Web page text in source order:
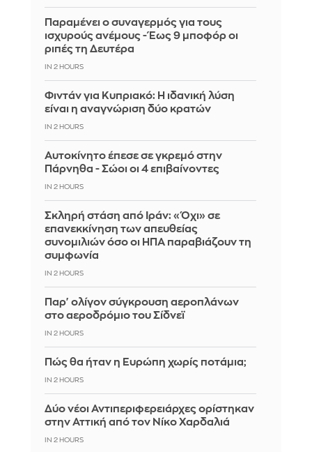
Παραμένει ο συναγερμός για τους
ισχυρούς ανέμους - Έως 9 μποφόρ οι
ριπές τη Δευτέρα
IN 2 HOURS
Φιντάν για Κυπριακό: Η ιδανική λύση
είναι η αναγνώριση δύο κρατών
IN 2 HOURS
Αυτοκίνητο έπεσε σε γκρεμό στην
Πάρνηθα - Σώοι οι 4 επιβαίνοντες
IN 2 HOURS
Σκληρή στάση από Ιράν: «Όχι» σε
επανεκκίνηση των απευθείας
συνομιλιών όσο οι ΗΠΑ παραβιάζουν τη
συμφωνία
IN 2 HOURS
Παρ' ολίγον σύγκρουση αεροπλάνων
στο αεροδρόμιο του Σίδνεϊ
IN 2 HOURS
Πώς θα ήταν η Ευρώπη χωρίς ποτάμια;
IN 2 HOURS
Δύο νέοι Αντιπεριφερειάρχες ορίστηκαν
στην Αττική από τον Νίκο Χαρδαλιά
IN 2 HOURS